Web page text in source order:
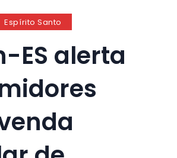
Espírito Santo
ES alerta